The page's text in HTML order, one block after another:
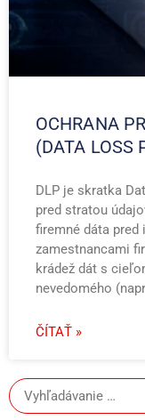
OCHRANA
(DATA LOSS
DLP je skratka
pred stratou
firemné dáta
zamestnancami
krádež dát s
nevedomého
ČÍTAŤ »